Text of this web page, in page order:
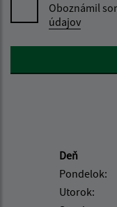
Oboznámil
údajov
Google reCaptcha
Deň
Pondelok:
Utorok: